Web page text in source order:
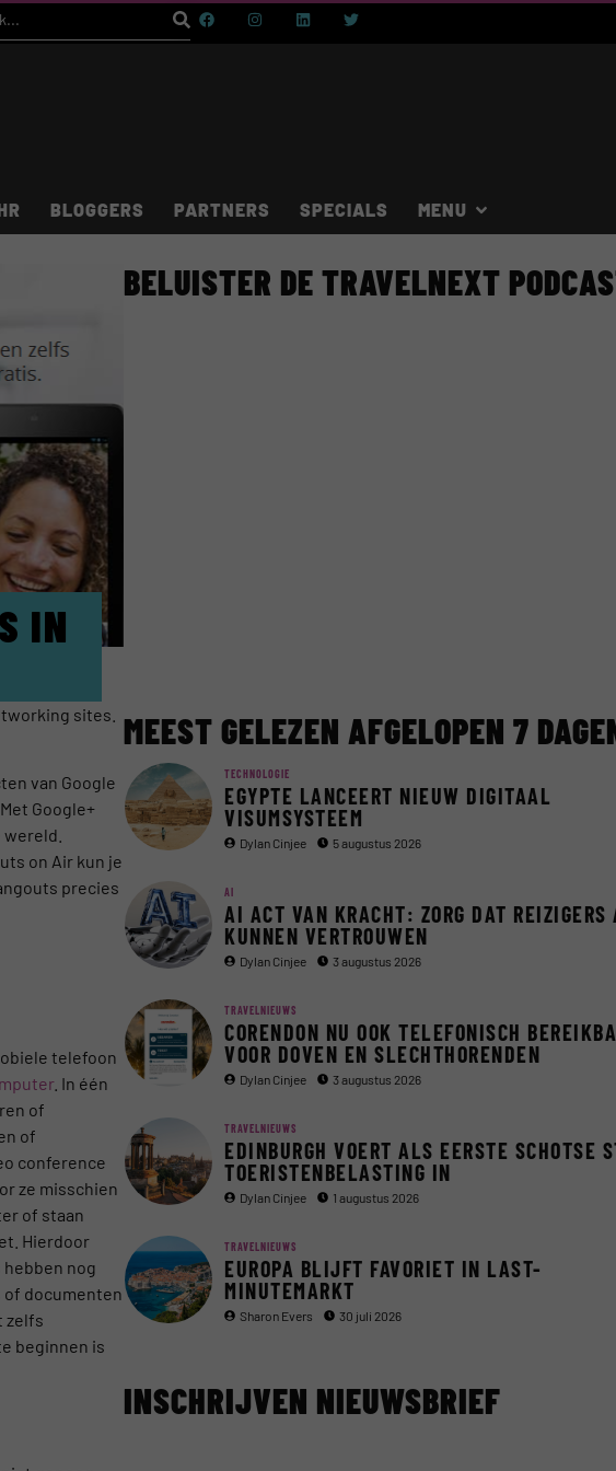
BLOGGERS PARTNERS SPECIALS
IN
sites.
van Google
Google+
on Air kun je
precies
telefoon
. In één
of
of
conference
ze misschien
of staan
Hierdoor
hebben nog
of documenten
zelfs
beginnen is
BELUISTER DE TRAVELNEXT
MEEST GELEZEN AFGELOPEN 7
TECHNOLOGIE
EGYPTE LANCEERT NIEUW DIGITAAL
VISUMSYSTEEM
Dylan Cinjee 5 augustus 2026
AI
AI ACT VAN KRACHT: ZORG DAT REIZIGERS
KUNNEN VERTROUWEN
Dylan Cinjee 3 augustus 2026
TRAVELNIEUWS
CORENDON NU OOK TELEFONISCH
VOOR DOVEN EN SLECHTHORENDEN
Dylan Cinjee 3 augustus 2026
TRAVELNIEUWS
EDINBURGH VOERT ALS EERSTE SCHOTSE
TOERISTENBELASTING IN
Dylan Cinjee 1 augustus 2026
TRAVELNIEUWS
EUROPA BLIJFT FAVORIET IN LAST-
MINUTEMARKT
Sharon Evers 30 juli 2026
INSCHRIJVEN NIEUWSBRIEF